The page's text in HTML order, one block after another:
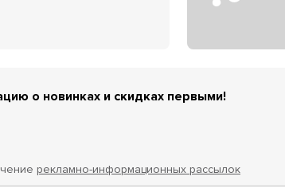
о новинках и скидках первыми!
рекламно-информационных рассылок